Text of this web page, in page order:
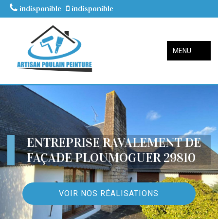
indisponible indisponible
MENU
ENTREPRISE RAVALEMENT DE
FAÇADE PLOUMOGUER 29810
VOIR NOS RÉALISATIONS